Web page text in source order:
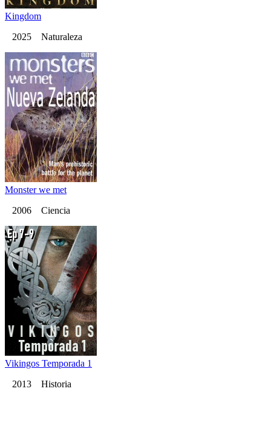
Kingdom
2025 Naturaleza
Monster we met
2006 Ciencia
Vikingos Temporada 1
2013 Historia